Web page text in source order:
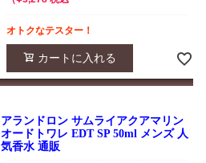
オトクなテスター！
カートに入れる
アランドロン サムライアクアマリン
オードトワレ EDT SP 50ml メンズ 人
気香水 通販